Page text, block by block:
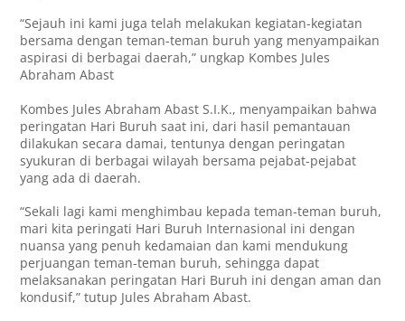
“Sejauh ini kami juga telah melakukan kegiatan-kegiatan
bersama dengan teman-teman buruh yang menyampaikan
aspirasi di berbagai daerah,” ungkap Kombes Jules
Abraham Abast
Kombes Jules Abraham Abast S.I.K., menyampaikan bahwa
peringatan Hari Buruh saat ini, dari hasil pemantauan
dilakukan secara damai, tentunya dengan peringatan
syukuran di berbagai wilayah bersama pejabat-pejabat
yang ada di daerah.
“Sekali lagi kami menghimbau kepada teman-teman buruh,
mari kita peringati Hari Buruh Internasional ini dengan
nuansa yang penuh kedamaian dan kami mendukung
perjuangan teman-teman buruh, sehingga dapat
melaksanakan peringatan Hari Buruh ini dengan aman dan
kondusif,” tutup Jules Abraham Abast.